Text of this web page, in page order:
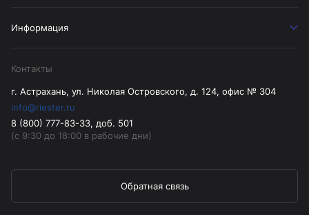
Информация
Контакты
г. Астрахань, ул. Николая Островского, д. 124, офис № 304
info@riester.ru
8 (800) 777-83-33, доб. 501
(с 9:30 до 18:00 в рабочие дни)
Обратная связь